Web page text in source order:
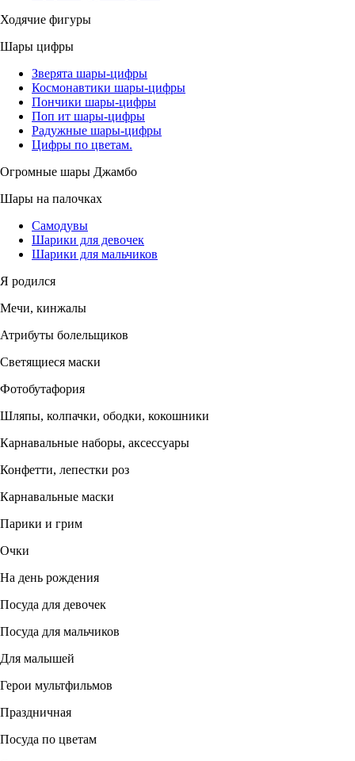
Ходячие фигуры
Шары цифры
Зверята шары-цифры
Космонавтики шары-цифры
Пончики шары-цифры
Поп ит шары-цифры
Радужные шары-цифры
Цифры по цветам.
Огромные шары Джамбо
Шары на палочках
Самодувы
Шарики для девочек
Шарики для мальчиков
Я родился
Мечи, кинжалы
Атрибуты болельщиков
Светящиеся маски
Фотобутафория
Шляпы, колпачки, ободки, кокошники
Карнавальные наборы, аксессуары
Конфетти, лепестки роз
Карнавальные маски
Парики и грим
Очки
На день рождения
Посуда для девочек
Посуда для мальчиков
Для малышей
Герои мультфильмов
Праздничная
Посуда по цветам